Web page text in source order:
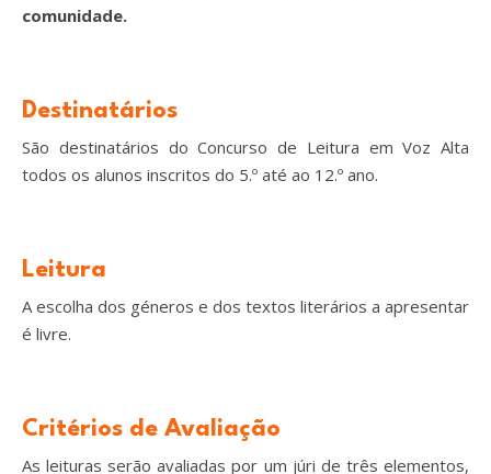
comunidade.
Destinatários
São destinatários do Concurso de Leitura em Voz Alta
todos os alunos inscritos do 5.º até ao 12.º ano.
Leitura
A escolha dos géneros e dos textos literários a apresentar
é livre.
Critérios de Avaliação
As leituras serão avaliadas por um júri de três elementos,